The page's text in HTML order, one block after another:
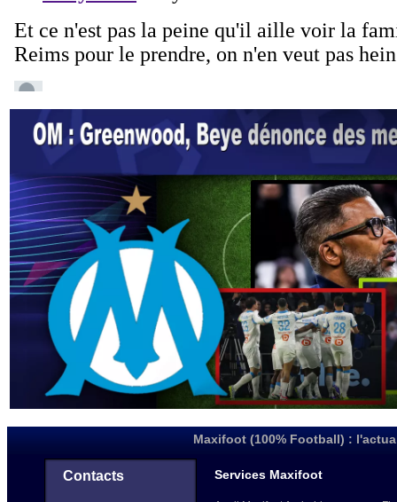
Maxifoot (100% Football) :
Contacts Services Maxifoot